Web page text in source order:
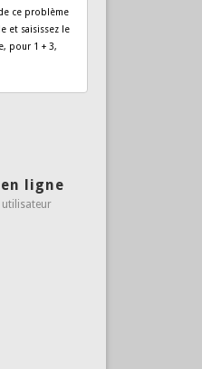
ce problème
et saisissez le
pour 1 + 3,
ligne
utilisateur